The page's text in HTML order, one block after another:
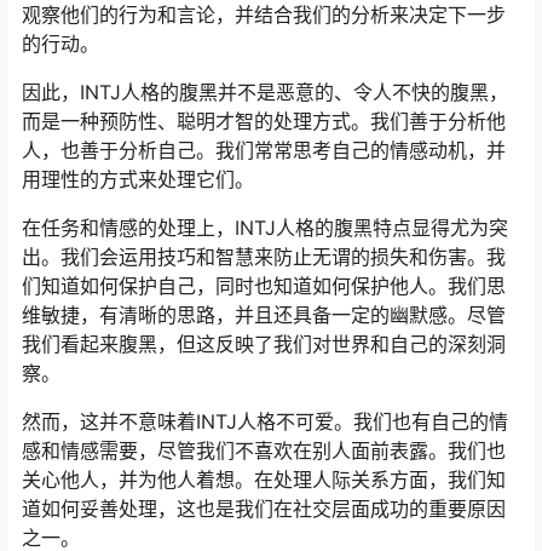
观察他们的行为和言论，并结合我们的分析来决定下一步
的行动。
因此，INTJ人格的腹黑并不是恶意的、令人不快的腹黑，
而是一种预防性、聪明才智的处理方式。我们善于分析他
人，也善于分析自己。我们常常思考自己的情感动机，并
用理性的方式来处理它们。
在任务和情感的处理上，INTJ人格的腹黑特点显得尤为突
出。我们会运用技巧和智慧来防止无谓的损失和伤害。我
们知道如何保护自己，同时也知道如何保护他人。我们思
维敏捷，有清晰的思路，并且还具备一定的幽默感。尽管
我们看起来腹黑，但这反映了我们对世界和自己的深刻洞
察。
然而，这并不意味着INTJ人格不可爱。我们也有自己的情
感和情感需要，尽管我们不喜欢在别人面前表露。我们也
关心他人，并为他人着想。在处理人际关系方面，我们知
道如何妥善处理，这也是我们在社交层面成功的重要原因
之一。